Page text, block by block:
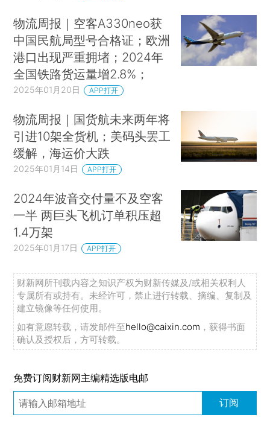
物流周报｜空客A330neo获
中国民航局型号合格证；欧洲
港口出现严重拥堵；2024年
全国铁路货运量增2.8%；
2025年01月20日 APP打开
物流周报｜国货航未来两年将
引进10架全货机；美码头罢工
缓解，海运价大跌
2025年01月14日 APP打开
2024年波音交付量不及空客
一半 两巨头飞机订单积压超
1.4万架
2025年01月17日 APP打开
财新网所刊载内容之知识产权为财新传媒及/或相关权利人
专属所有或持有。未经许可，禁止进行转载、摘编、复制及
建立镜像等任何使用。
如有意愿转载，请发邮件至hello@caixin.com ，获得书面
确认及授权后，方可转载。
免费订阅财新网主编精选版电邮
订阅